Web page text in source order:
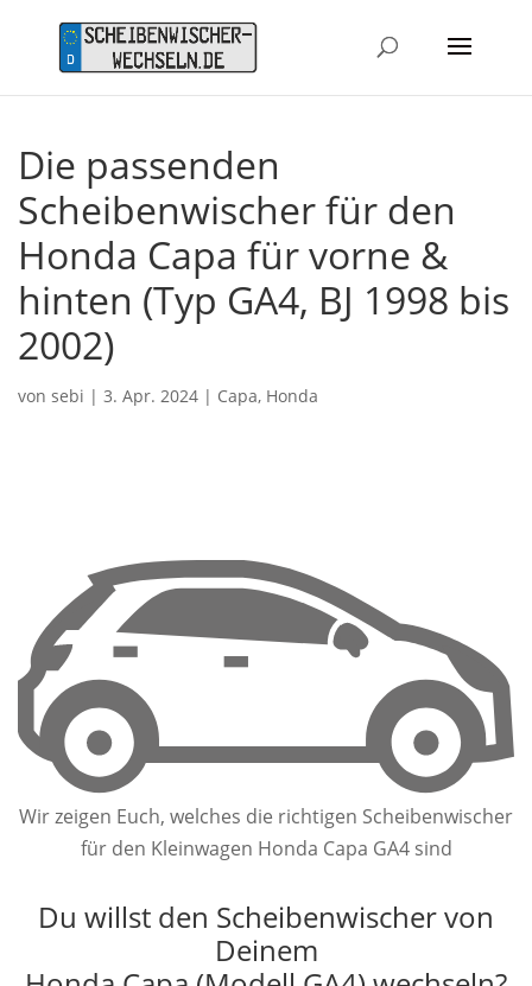
Die passenden
Scheibenwischer für den
Honda Capa für vorne &
hinten (Typ GA4, BJ 1998 bis
2002)
von sebi | 3. Apr. 2024 | Capa, Honda
Wir zeigen Euch, welches die richtigen Scheibenwischer
für den Kleinwagen Honda Capa GA4 sind
Du willst den Scheibenwischer von
Deinem